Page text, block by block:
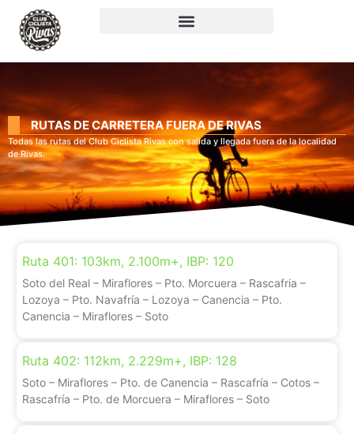
RUTAS DE CARRETERA FUERA DE RIVAS
Todas las rutas del Club Ciclista Rivas con salida y llegada fuera de la localidad
de Rivas.
Ruta 401: 103km, 2.100m+, IBP: 120
Soto del Real – Miraflores – Pto. Morcuera – Rascafria –
Lozoya – Pto. Navafría – Lozoya – Canencia – Pto.
Canencia – Miraflores – Soto
Ruta 402: 112km, 2.229m+, IBP: 128
Soto – Miraflores – Pto. de Canencia – Rascafría – Cotos –
Rascafría – Pto. de Morcuera – Miraflores – Soto